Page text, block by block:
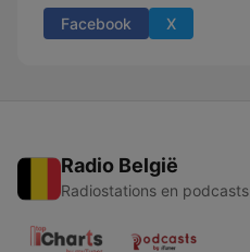
Facebook X
Radio België
Radiostations en podcasts